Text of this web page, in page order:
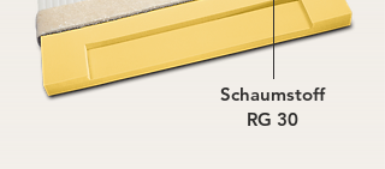
Schaumstoff
RG 30